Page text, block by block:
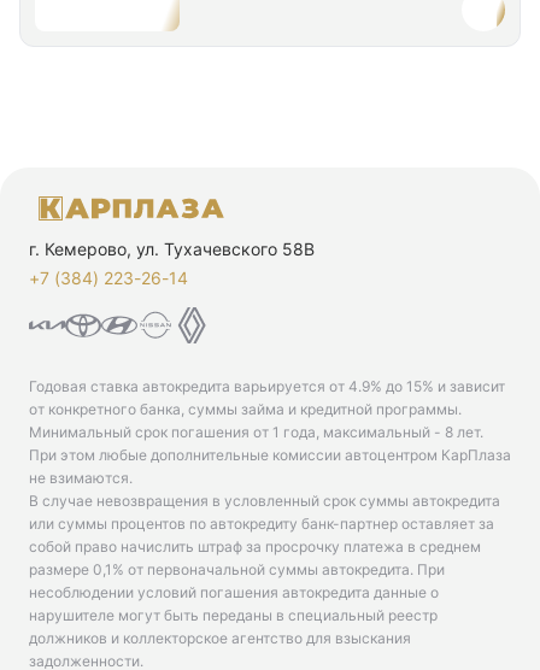
г. Кемерово, ул. Тухачевского 58В
+7 (384) 223-26-14‬
Годовая ставка автокредита варьируется от 4.9% до 15% и зависит
от конкретного банка, суммы займа и кредитной программы.
Минимальный срок погашения от 1 года, максимальный - 8 лет.
При этом любые дополнительные комиссии автоцентром КарПлаза
не взимаются.
В случае невозвращения в условленный срок суммы автокредита
или суммы процентов по автокредиту банк-партнер оставляет за
собой право начислить штраф за просрочку платежа в среднем
размере 0,1% от первоначальной суммы автокредита. При
несоблюдении условий погашения автокредита данные о
нарушителе могут быть переданы в специальный реестр
должников и коллекторское агентство для взыскания
задолженности.